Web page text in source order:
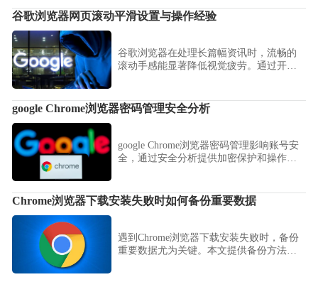
谷歌浏览器网页滚动平滑设置与操作经验
谷歌浏览器在处理长篇幅资讯时，流畅的
滚动手感能显著降低视觉疲劳。通过开启
控制页面的滑动节奏，在查阅海量文字或
高清大图时依然保持极速响应，让深度阅
google Chrome浏览器密码管理安全分析
google Chrome浏览器密码管理影响账号安
全，通过安全分析提供加密保护和操作指
Chrome浏览器下载安装失败时如何备份重要数据
遇到Chrome浏览器下载安装失败时，备份
重要数据尤为关键。本文提供备份方法和